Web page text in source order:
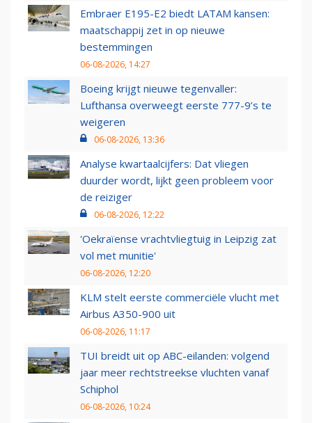
Embraer E195-E2 biedt LATAM kansen:
maatschappij zet in op nieuwe
bestemmingen
06-08-2026, 14:27
Boeing krijgt nieuwe tegenvaller:
Lufthansa overweegt eerste 777-9’s te
weigeren
06-08-2026, 13:36
Analyse kwartaalcijfers: Dat vliegen
duurder wordt, lijkt geen probleem voor
de reiziger
06-08-2026, 12:22
'Oekraïense vrachtvliegtuig in Leipzig zat
vol met munitie'
06-08-2026, 12:20
KLM stelt eerste commerciële vlucht met
Airbus A350-900 uit
06-08-2026, 11:17
TUI breidt uit op ABC-eilanden: volgend
jaar meer rechtstreekse vluchten vanaf
Schiphol
06-08-2026, 10:24